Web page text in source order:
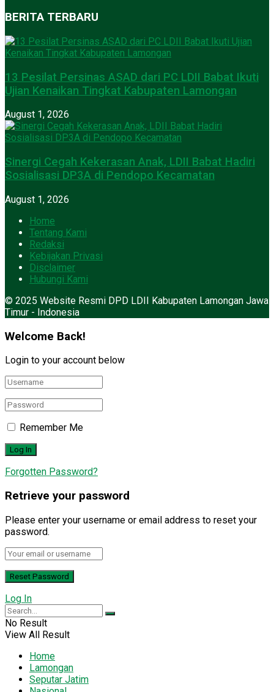
BERITA TERBARU
13 Pesilat Persinas ASAD dari PC LDII Babat Ikuti
Ujian Kenaikan Tingkat Kabupaten Lamongan
August 1, 2026
Sinergi Cegah Kekerasan Anak, LDII Babat Hadiri
Sosialisasi DP3A di Pendopo Kecamatan
August 1, 2026
Home
Tentang Kami
Redaksi
Kebijakan Privasi
Disclaimer
Hubungi Kami
© 2025 Website Resmi DPD LDII Kabupaten Lamongan Jawa
Timur - Indonesia
Welcome Back!
Login to your account below
Remember Me
Forgotten Password?
Retrieve your password
Please enter your username or email address to reset your
password.
Log In
No Result
View All Result
Home
Lamongan
Seputar Jatim